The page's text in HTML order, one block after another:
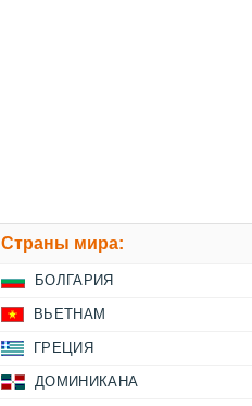
Страны мира:
БОЛГАРИЯ
ВЬЕТНАМ
ГРЕЦИЯ
ДОМИНИКАНА